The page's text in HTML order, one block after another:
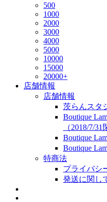
500
1000
2000
3000
4000
5000
10000
15000
20000+
店舗情報
店舗情報
茨らんスタ
Boutique
（2018/7/31
Boutique
Boutique
特商法
プライバシ
発送に関し